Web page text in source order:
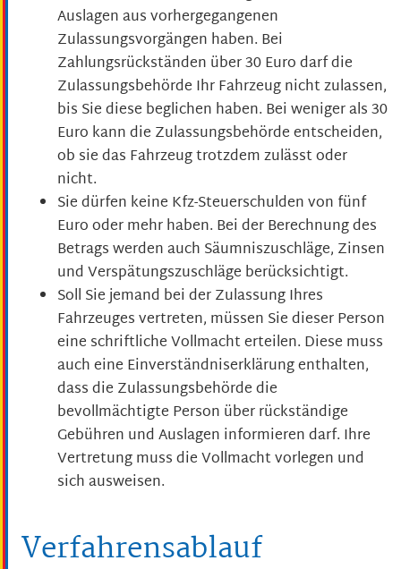
Auslagen aus vorhergegangenen
Zulassungsvorgängen haben. Bei
Zahlungsrückständen über 30 Euro darf die
Zulassungsbehörde Ihr Fahrzeug nicht zulassen,
bis Sie diese beglichen haben. Bei weniger als 30
Euro kann die Zulassungsbehörde entscheiden,
ob sie das Fahrzeug trotzdem zulässt oder
nicht.
Sie dürfen keine Kfz-Steuerschulden von fünf
Euro oder mehr haben. Bei der Berechnung des
Betrags werden auch Säumniszuschläge, Zinsen
und Verspätungszuschläge berücksichtigt.
Soll Sie jemand bei der Zulassung Ihres
Fahrzeuges vertreten, müssen Sie dieser Person
eine schriftliche Vollmacht erteilen. Diese muss
auch eine Einverständniserklärung enthalten,
dass die Zulassungsbehörde die
bevollmächtigte Person über rückständige
Gebühren und Auslagen informieren darf. Ihre
Vertretung muss die Vollmacht vorlegen und
sich ausweisen.
Verfahrensablauf